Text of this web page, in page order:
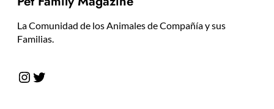
La Comunidad de los Animales de Compañía y sus
Familias.
Instagram Twitter